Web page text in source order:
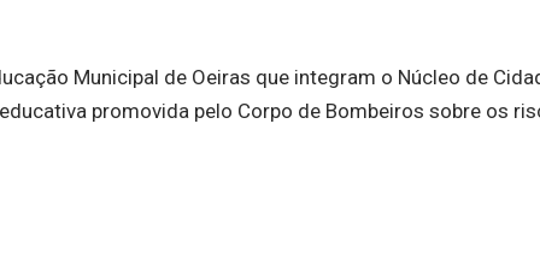
Municipal de Oeiras que integram o Núcleo de
promovida pelo Corpo de Bombeiros sobre os